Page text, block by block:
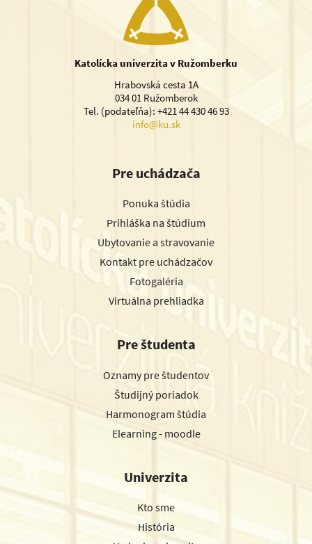
Katolícka univerzita v Ružomberku
Hrabovská cesta 1A
034 01 Ružomberok
Tel. (podateľňa): +421 44 430 46 93
info@ku.sk
Pre uchádzača
Ponuka štúdia
Prihláška na štúdium
Ubytovanie a stravovanie
Kontakt pre uchádzačov
Fotogaléria
Virtuálna prehliadka
Pre študenta
Oznamy pre študentov
Študijný poriadok
Harmonogram štúdia
Elearning - moodle
Univerzita
Kto sme
História